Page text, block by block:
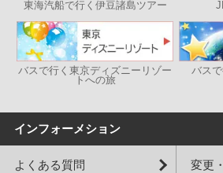
東海汽船で行く伊豆諸島ツアー
バスで行く東京ディズニーリゾー
トへの旅
バス
インフォーメション
よくある質問 変更